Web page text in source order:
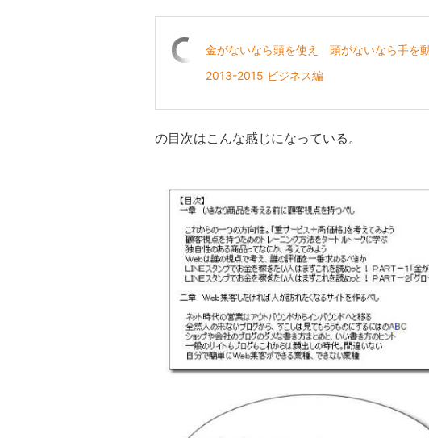
金がないなら頭を使え 頭がないなら手を
2013-2015 ビジネス編
の目次はこんな感じになっている。